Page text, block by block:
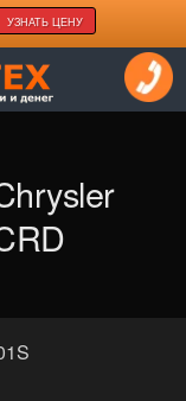
УЗНАТЬ ЦЕНУ